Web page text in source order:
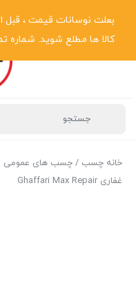
بعلت نوسانات قیمت ،
کالا ها مطلع شوید. شماره تماس
خانه چسب / چسب های عمومی و
غفاری Ghaffari Max Repair